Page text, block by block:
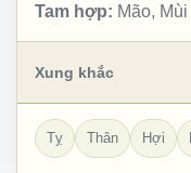
Tam hợp: Mão, Mùi
Xung khắc
Tỵ Thân Hợi